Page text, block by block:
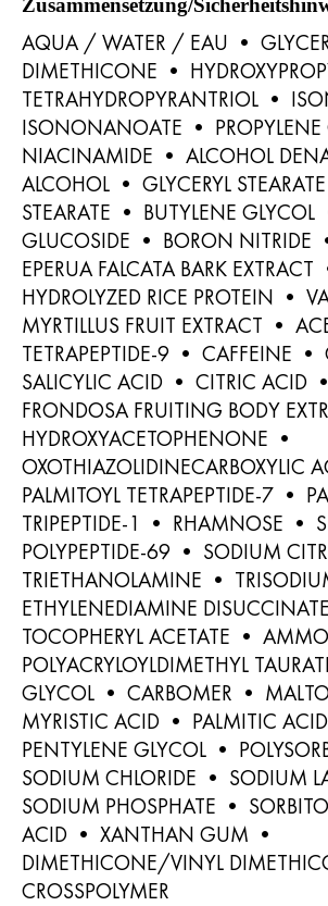
Zusammensetzung/
AQUA / WATER / EAU •
DIMETHICONE •
TETRAHYDROPYRANTRIOL •
ISONONANOATE • PROPYLENE
NIACINAMIDE • ALCOHOL
ALCOHOL • GLYCERYL
STEARATE • BUTYLENE
GLUCOSIDE • BORON NITRIDE
EPERUA FALCATA BARK EXTRACT
HYDROLYZED RICE PROTEIN •
MYRTILLUS FRUIT EXTRACT •
TETRAPEPTIDE-9 • CAFFEINE •
SALICYLIC ACID • CITRIC ACID
FRONDOSA FRUITING BODY
HYDROXYACETOPHENONE •
OXOTHIAZOLIDINECARBOXYLIC
PALMITOYL TETRAPEPTIDE-7 •
TRIPEPTIDE-1 • RHAMNOSE •
POLYPEPTIDE-69 • SODIUM
TRIETHANOLAMINE •
ETHYLENEDIAMINE
TOCOPHERYL ACETATE •
POLYACRYLOYLDIMETHYL
GLYCOL • CARBOMER •
MYRISTIC ACID • PALMITIC
PENTYLENE GLYCOL •
SODIUM CHLORIDE • SODIUM
SODIUM PHOSPHATE •
ACID • XANTHAN GUM •
DIMETHICONE/VINYL
CROSSPOLYMER